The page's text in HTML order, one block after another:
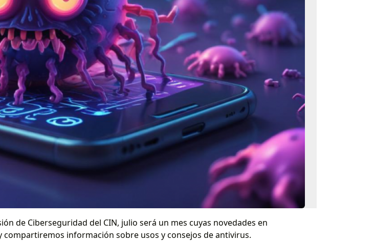
de Ciberseguridad del CIN, julio será un mes cuyas novedades en
información sobre usos y consejos de antivirus.